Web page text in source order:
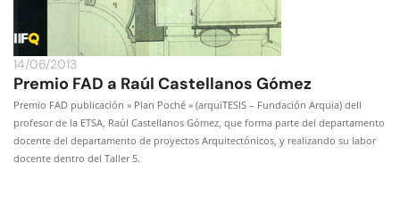
14/06/2013
Premio FAD a Raúl Castellanos Gómez
Premio FAD publicación » Plan Poché » (arquiTESIS – Fundación Arquia) dell
profesor de la ETSA, Raúl Castellanos Gómez, que forma parte del departamento
docente del departamento de proyectos Arquitectónicos, y realizando su labor
docente dentro del Taller 5.